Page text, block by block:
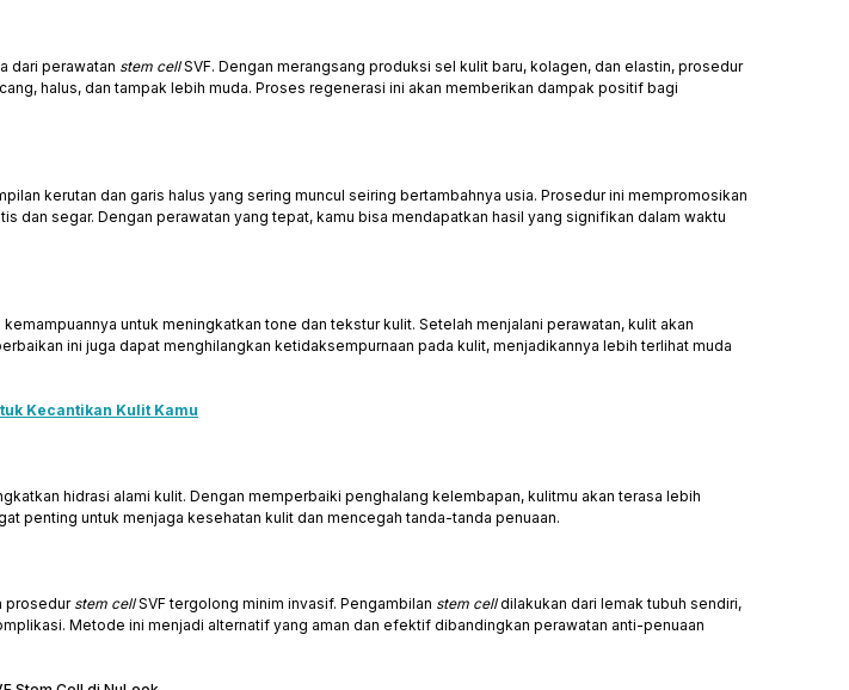
dari perawatan stem cellSVF. Dengan merangsang produksi sel kulit baru, kolagen, dan elastin, prosedur
halus, dan tampak lebih muda. Proses regenerasi ini akan memberikan dampak positif bagi
kerutan dan garis halus yang sering muncul seiring bertambahnya usia. Prosedur ini mempromosikan
dan segar. Dengan perawatan yang tepat, kamu bisa mendapatkan hasil yang signifikan dalam waktu
kemampuannya untuk meningkatkan tone dan tekstur kulit. Setelah menjalani perawatan, kulit akan
ini juga dapat menghilangkan ketidaksempurnaan pada kulit, menjadikannya lebih terlihat muda
Kecantikan Kulit Kamu
hidrasi alami kulit. Dengan memperbaiki penghalang kelembapan, kulitmu akan terasa lebih
penting untuk menjaga kesehatan kulit dan mencegah tanda-tanda penuaan.
prosedur stem cellSVF tergolong minim invasif. Pengambilan stem celldilakukan dari lemak tubuh sendiri,
Metode ini menjadi alternatif yang aman dan efektif dibandingkan perawatan anti-penuaan